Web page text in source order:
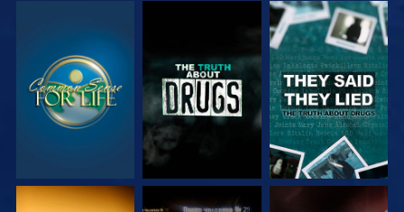
СМОТРЕТЬ СМОТРЕТЬ СМОТРЕТЬ